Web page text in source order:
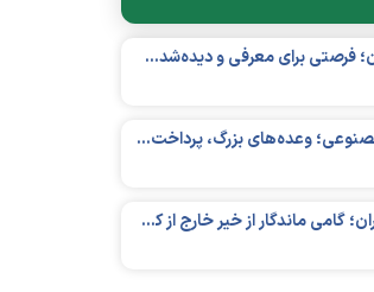
ثبت‌نام در اطلس خیر ایران؛ فرصتی برای معرفی و دیده‌شدن مؤسسات نیکوکاری
نیکوکاری در عصر هوش مصنوعی؛ وعده‌های بزرگ، پرداخت‌های کوچک؟
همراه وطن در روزهای بحران؛ گامی ماندگار از خیر خارج از کشور در عرصه سلامت